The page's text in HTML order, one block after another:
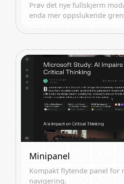
Prøv det nye fullskjerm
enda mer oppslukende
Minipanel
Kompakt flytende panel for
navigering.